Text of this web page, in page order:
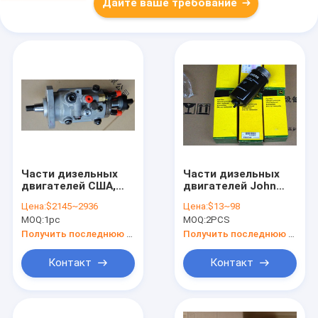
Дайте ваше требование
Части дизельных
двигателей США,
RE518166, SE501234,
SE501235
Цена:$2145~2936
MOQ:1pc
Контакт
Части дизельных
двигателей John
John
Цена:$13~98
MOQ:2PCS
Контакт